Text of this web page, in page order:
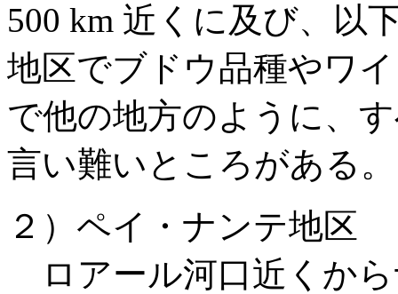
500 km 近くに及び、以
地区でブドウ品種やワ
で他の地方のように、
言い難いところがある。
２）ペイ・ナンテ地
ロアール河口近くか